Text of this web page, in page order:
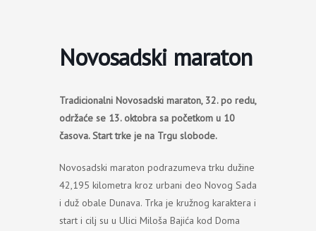
Novosadski maraton
Tradicionalni Novosadski maraton, 32. po redu,
održaće se 13. oktobra sa početkom u 10
časova. Start trke je na Trgu slobode.
Novosadski maraton podrazumeva trku dužine
42,195 kilometra kroz urbani deo Novog Sada
i duž obale Dunava. Trka je kružnog karaktera i
start i cilj su u Ulici Miloša Bajića kod Doma